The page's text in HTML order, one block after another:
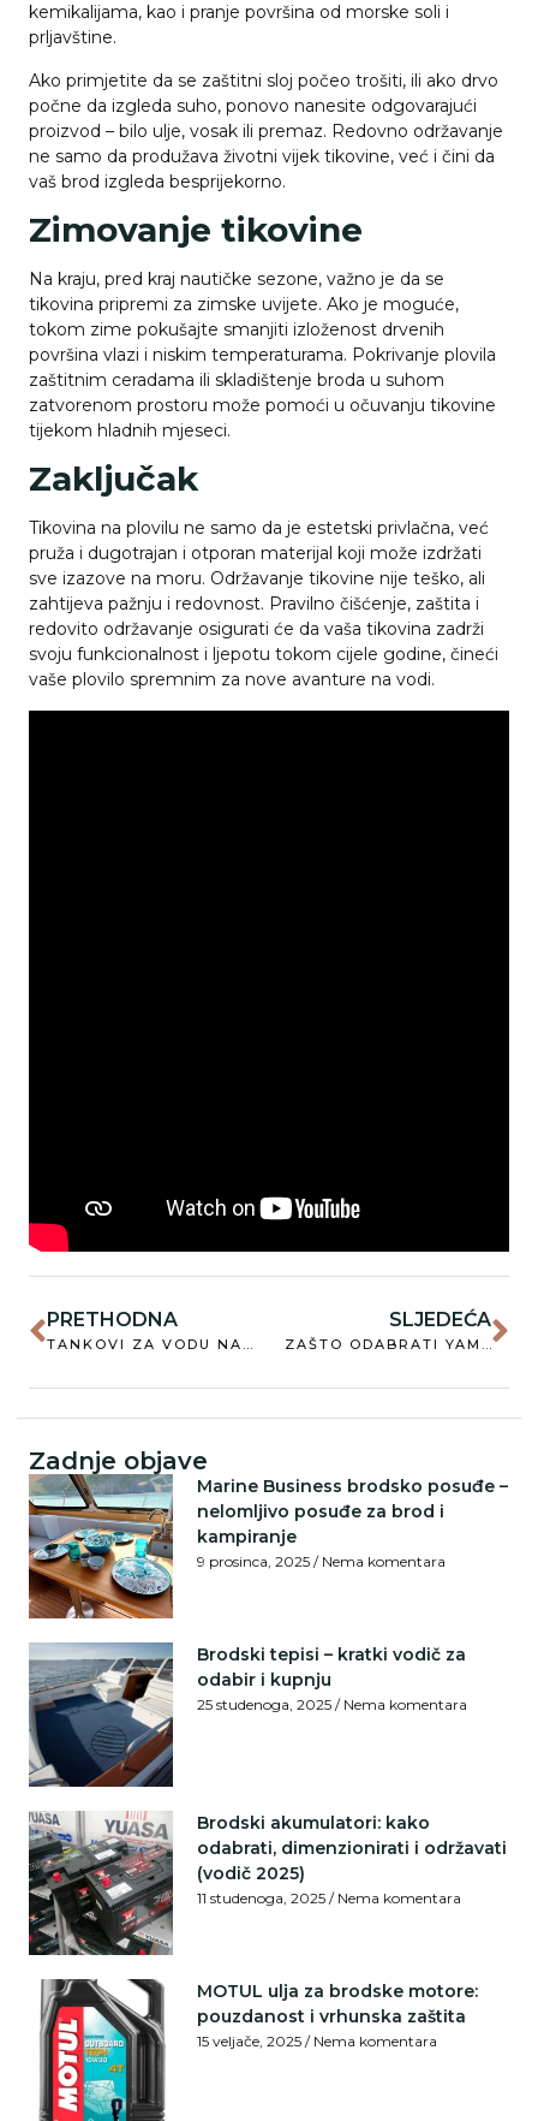
kemikalijama, kao i pranje površina od morske soli i
prljavštine.
Ako primjetite da se zaštitni sloj počeo trošiti, ili ako drvo
počne da izgleda suho, ponovo nanesite odgovarajući
proizvod – bilo ulje, vosak ili premaz. Redovno održavanje
ne samo da produžava životni vijek tikovine, već i čini da
vaš brod izgleda besprijekorno.
Zimovanje tikovine
Na kraju, pred kraj nautičke sezone, važno je da se
tikovina pripremi za zimske uvijete. Ako je moguće,
tokom zime pokušajte smanjiti izloženost drvenih
površina vlazi i niskim temperaturama. Pokrivanje plovila
zaštitnim ceradama ili skladištenje broda u suhom
zatvorenom prostoru može pomoći u očuvanju tikovine
tijekom hladnih mjeseci.
Zaključak
Tikovina na plovilu ne samo da je estetski privlačna, već
pruža i dugotrajan i otporan materijal koji može izdržati
sve izazove na moru. Održavanje tikovine nije teško, ali
zahtijeva pažnju i redovnost. Pravilno čišćenje, zaštita i
redovito održavanje osigurati će da vaša tikovina zadrži
svoju funkcionalnost i ljepotu tokom cijele godine, čineći
vaše plovilo spremnim za nove avanture na vodi.
PRETHODNA
TANKOVI ZA VODU NA PLOVILIMA: FIKSNI I FLEKSIBILNI – PREDNOSTI I RAZLIKE
SLJEDEĆA
ZAŠTO ODABRATI YAMAHA VANBRODSKI MOTOR
Zadnje objave
Marine Business brodsko posuđe –
nelomljivo posuđe za brod i
kampiranje
9 prosinca, 2025 Nema komentara
Brodski tepisi – kratki vodič za
odabir i kupnju
25 studenoga, 2025 Nema komentara
Brodski akumulatori: kako
odabrati, dimenzionirati i održavati
(vodič 2025)
11 studenoga, 2025 Nema komentara
MOTUL ulja za brodske motore:
pouzdanost i vrhunska zaštita
15 veljače, 2025 Nema komentara